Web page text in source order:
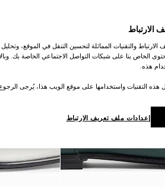
الارتباط
والتقنيات المماثلة لتحسين التنقل في الموقع،
الخاص بنا على شبكات التواصل الاجتماعي الخاصة بك.
هذه.
هذه التقنيات واستخدامها على موقع الويب هذا، يُرجى
إعدادات ملف تعريف الارتباط